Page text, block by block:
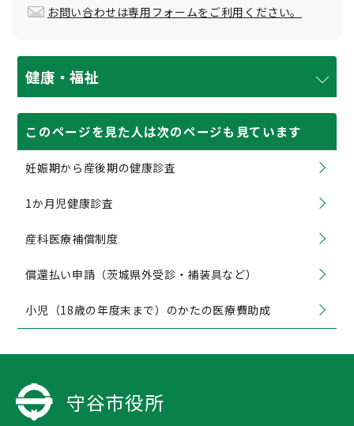
お問い合わせは専用フォームをご利用ください。
健康・福祉
このページを見た人は次のページも見ています
妊娠期から産後期の健康診査
1か月児健康診査
産科医療補償制度
償還払い申請（茨城県外受診・補装具など）
小児（18歳の年度末まで）のかたの医療費助成
守谷市役所